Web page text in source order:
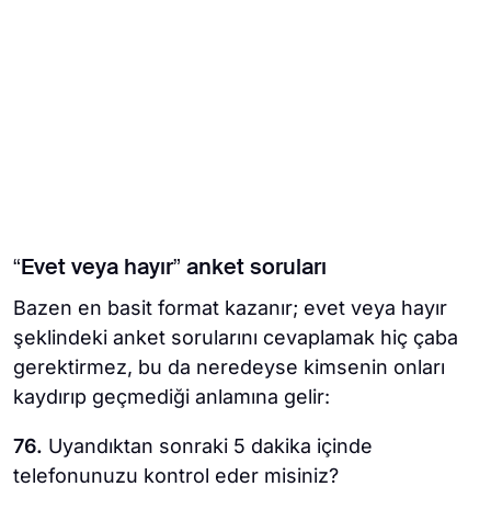
“Evet veya hayır” anket soruları
Bazen en basit format kazanır; evet veya hayır
şeklindeki anket sorularını cevaplamak hiç çaba
gerektirmez, bu da neredeyse kimsenin onları
kaydırıp geçmediği anlamına gelir:
76. Uyandıktan sonraki 5 dakika içinde
telefonunuzu kontrol eder misiniz?